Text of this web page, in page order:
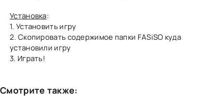
Установка:
1. Установить игру
2. Скопировать содержимое папки FASiSO куда
установили игру
3. Играть!
Смотрите также: